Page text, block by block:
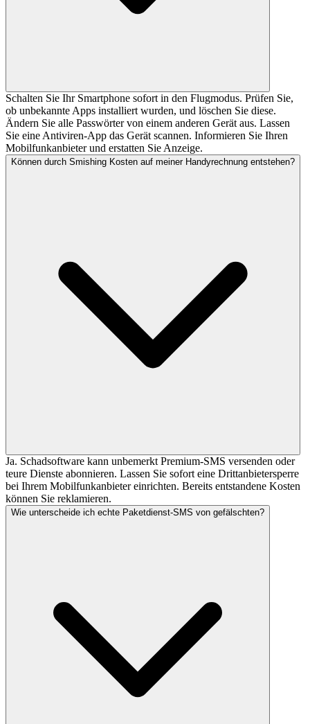
Schalten Sie Ihr Smartphone sofort in den Flugmodus. Prüfen Sie,
ob unbekannte Apps installiert wurden, und löschen Sie diese.
Ändern Sie alle Passwörter von einem anderen Gerät aus. Lassen
Sie eine Antiviren-App das Gerät scannen. Informieren Sie Ihren
Mobilfunkanbieter und erstatten Sie Anzeige.
Können durch Smishing Kosten auf meiner Handyrechnung entstehen?
Ja. Schadsoftware kann unbemerkt Premium-SMS versenden oder
teure Dienste abonnieren. Lassen Sie sofort eine Drittanbietersperre
bei Ihrem Mobilfunkanbieter einrichten. Bereits entstandene Kosten
können Sie reklamieren.
Wie unterscheide ich echte Paketdienst-SMS von gefälschten?